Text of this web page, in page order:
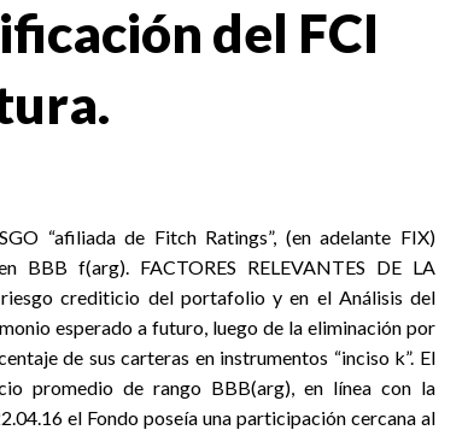
del FCI
“afiliada de Fitch Ratings”, (en adelante FIX)
BBB f(arg). FACTORES RELEVANTES DE LA
crediticio del portafolio y en el Análisis del
esperado a futuro, luego de la eliminación por
de sus carteras en instrumentos “inciso k”. El
promedio de rango BBB(arg), en línea con la
el Fondo poseía una participación cercana al